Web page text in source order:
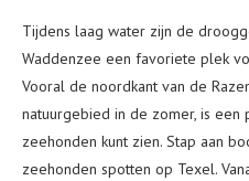
Tijdens laag water zijn de
Waddenzee een favoriete plek
Vooral de noordkant van de
natuurgebied in de zomer, is
zeehonden kunt zien. Stap aan
zeehonden spotten op Texel.